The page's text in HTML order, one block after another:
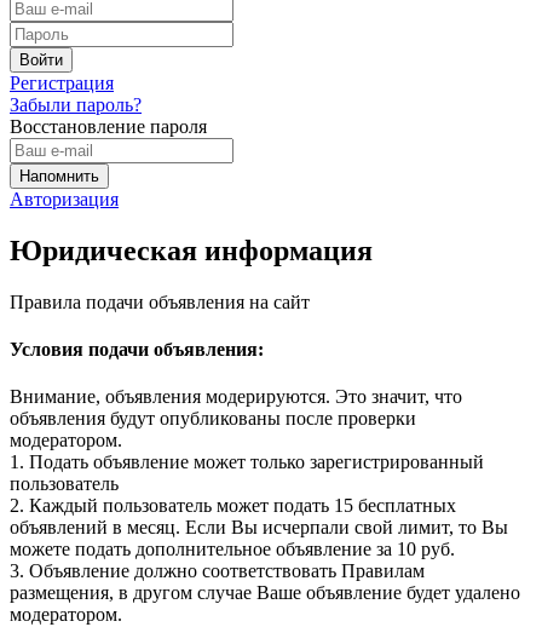
Регистрация
Забыли пароль?
Восстановление пароля
Авторизация
Юридическая информация
Правила подачи объявления на сайт
Условия подачи объявления:
Внимание, объявления модерируются. Это значит, что
объявления будут опубликованы после проверки
модератором.
1. Подать объявление может только зарегистрированный
пользователь
2. Каждый пользователь может подать 15 бесплатных
объявлений в месяц. Если Вы исчерпали свой лимит, то Вы
можете подать дополнительное объявление за 10 руб.
3. Объявление должно соответствовать Правилам
размещения, в другом случае Ваше объявление будет удалено
модератором.